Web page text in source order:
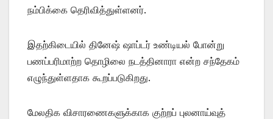
நம்பிக்கை தெரிவித்துள்ளனர்.
இதற்கிடையில் தினேஷ் ஷாப்டர் உண்டியல் போன்று
பணப்பரிமாற்ற தொழிலை நடத்தினாரா என்ற சந்தேகம்
எழுந்துள்ளதாக கூறப்படுகிறது.
மேலதிக விசாரணைகளுக்காக குற்றப் புலனாய்வுத்